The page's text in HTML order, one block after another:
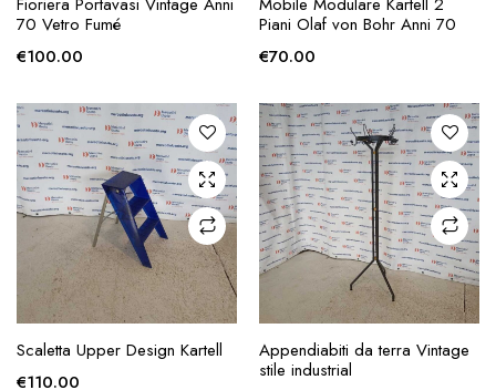
RICHIESTA
70 Vetro Fumé
€100.00
RICHIESTA
Piani Olaf von Bohr Anni 70
€70.00
RICHIESTA
Scaletta Upper Design Kartell
€110.00
RICHIESTA
Appendiabiti da terra Vintage
stile industrial